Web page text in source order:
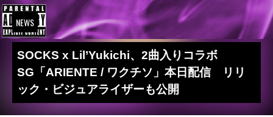
NEWS
SOCKS x Lil’Yukichi、2曲入りコラボ
SG「ARIENTE / ワクチソ」本日配信 リリ
ック・ビジュアライザーも公開